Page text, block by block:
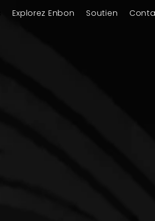
Explorez Enbon Soutien